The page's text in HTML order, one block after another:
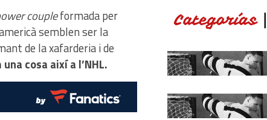
coupleformada per
semblen ser la
de la xafarderia i de
cosa així a l’NHL.